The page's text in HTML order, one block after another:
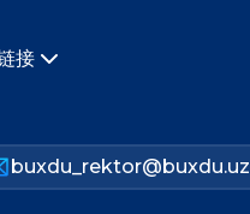
接
buxdu_rektor@buxdu.uz